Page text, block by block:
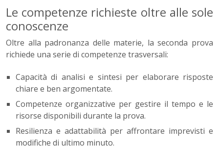
Le competenze richieste oltre alle sole
conoscenze
Oltre alla padronanza delle materie, la seconda prova
richiede una serie di competenze trasversali:
Capacità di analisi e sintesi per elaborare risposte
chiare e ben argomentate.
Competenze organizzative per gestire il tempo e le
risorse disponibili durante la prova.
Resilienza e adattabilità per affrontare imprevisti e
modifiche di ultimo minuto.